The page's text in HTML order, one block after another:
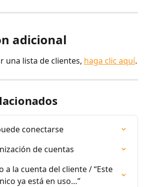
adicional
una lista de clientes, haga clic aquí.
conectarse
de cuentas
a la cuenta del cliente / “Este
ya está en uso…”